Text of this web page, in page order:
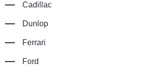
Cadillac
Dunlop
Ferrari
Ford